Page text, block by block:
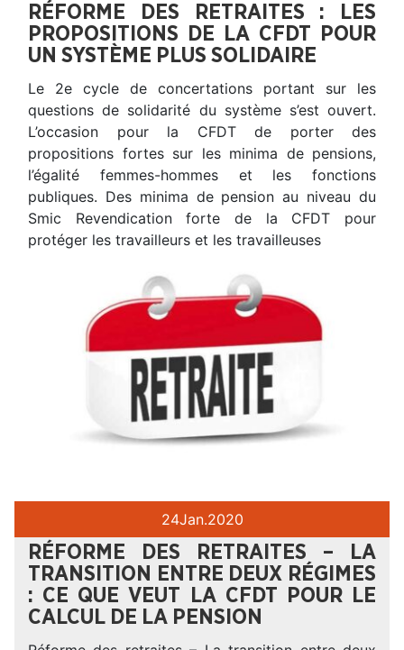
RÉFORME DES RETRAITES : LES
PROPOSITIONS DE LA CFDT POUR
UN SYSTÈME PLUS SOLIDAIRE
Le 2e cycle de concertations portant sur les
questions de solidarité du système s’est ouvert.
L’occasion pour la CFDT de porter des
propositions fortes sur les minima de pensions,
l’égalité femmes-hommes et les fonctions
publiques. Des minima de pension au niveau du
Smic Revendication forte de la CFDT pour
protéger les travailleurs et les travailleuses
24Jan.2020
RÉFORME DES RETRAITES – LA
TRANSITION ENTRE DEUX RÉGIMES
: CE QUE VEUT LA CFDT POUR LE
CALCUL DE LA PENSION